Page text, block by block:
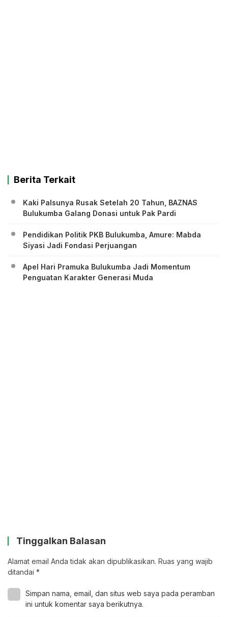
Berita Terkait
Kaki Palsunya Rusak Setelah 20 Tahun, BAZNAS
Bulukumba Galang Donasi untuk Pak Pardi
Pendidikan Politik PKB Bulukumba, Amure: Mabda
Siyasi Jadi Fondasi Perjuangan
Apel Hari Pramuka Bulukumba Jadi Momentum
Penguatan Karakter Generasi Muda
Tinggalkan Balasan
Alamat email Anda tidak akan dipublikasikan. Ruas yang wajib
ditandai *
Simpan nama, email, dan situs web saya pada peramban
ini untuk komentar saya berikutnya.